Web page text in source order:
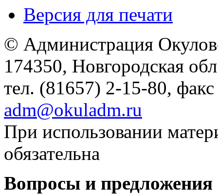
Версия для печати
© Администрация
174350, Новгородская
тел. (81657) 2-15-80,
adm@okuladm.ru
При использовании
обязательна
Вопросы и